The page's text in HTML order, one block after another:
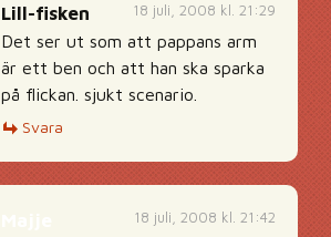
18 juli, 2008 kl. 21:29
Lill-fisken
Det ser ut som att pappans arm
är ett ben och att han ska sparka
på flickan. sjukt scenario.
Svara
18 juli, 2008 kl. 21:42